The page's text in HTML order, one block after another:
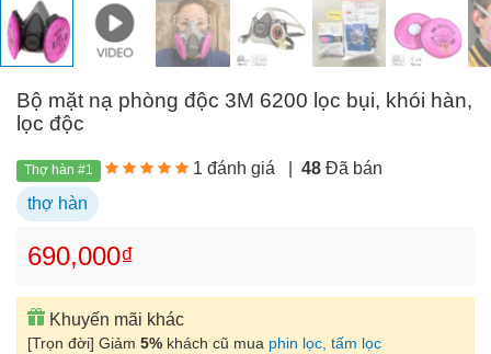
Bộ mặt nạ phòng độc 3M 6200 lọc bụi, khói hàn,
lọc độc
Thợ hàn #1 1 đánh giá |48 Đã bán
thợ hàn
690,000₫
Khuyến mãi khác
[Trọn đời] Giảm 5% khách cũ mua phin lọc, tấm lọc